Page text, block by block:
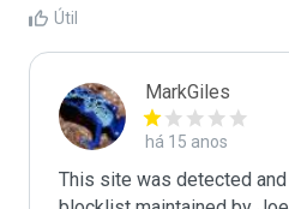
Útil
MarkGiles
há 15 anos
This site was detected